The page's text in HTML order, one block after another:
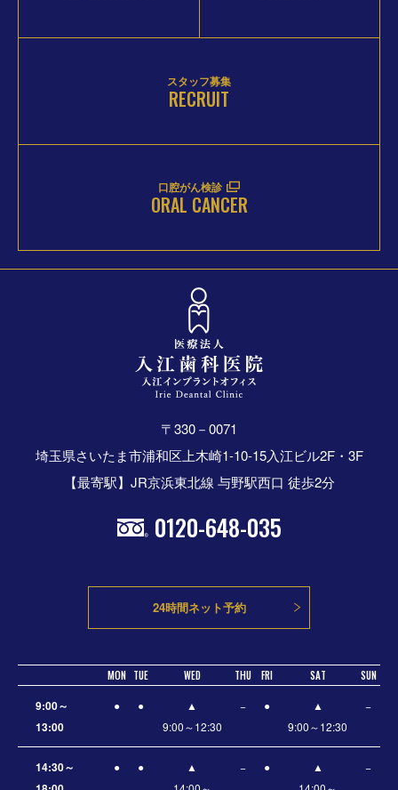
スタッフ募集
RECRUIT
口腔がん検診
ORAL CANCER
〒330－0071
埼玉県さいたま市浦和区上木崎1-10-15入江ビル2F・3F
【最寄駅】JR京浜東北線 与野駅西口 徒歩2分
0120-648-035
24時間ネット予約
MON TUE WED THU FRI SAT SUN
9:00～
13:00
● ●
▲
9:00～12:30
− ●
▲
9:00～12:30
−
14:30～
● ●
▲
− ●
▲
−